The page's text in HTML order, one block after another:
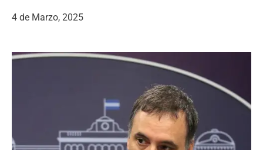
4 de Marzo, 2025